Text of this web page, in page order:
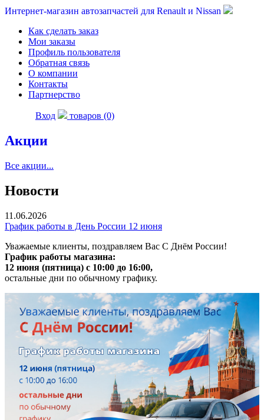
Интернет-магазин автозапчастей для Renault и Nissan
Как сделать заказ
Мои заказы
Профиль пользователя
Обратная связь
О компании
Контакты
Партнерство
Вход товаров (0)
Акции
Все акции...
Новости
11.06.2026
График работы в День России 12 июня
Уважаемые клиенты, поздравляем Вас С Днём России!
График работы магазина:
12 июня (пятница) с 10:00 до 16:00,
остальные дни по обычному графику.